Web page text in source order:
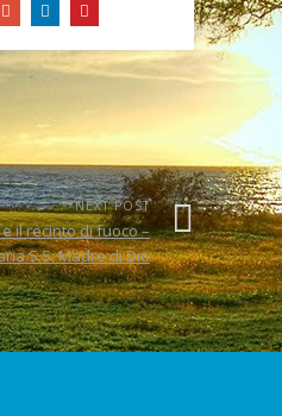
NEXT POST
il recinto di fuoco –
S.S. Madre di Dio